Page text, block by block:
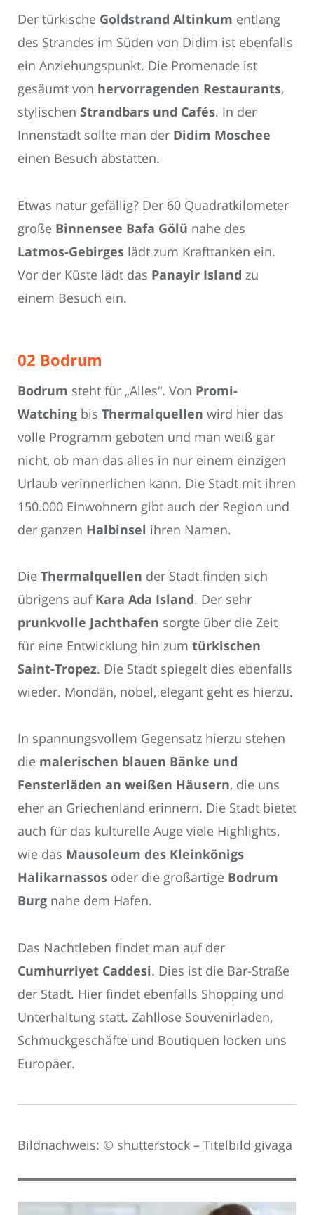
Der türkische Goldstrand Altinkum entlang
des Strandes im Süden von Didim ist ebenfalls
ein Anziehungspunkt. Die Promenade ist
gesäumt von hervorragenden Restaurants,
stylischen Strandbars und Cafés. In der
Innenstadt sollte man der Didim Moschee
einen Besuch abstatten.
Etwas natur gefällig? Der 60 Quadratkilometer
große Binnensee Bafa Gölü nahe des
Latmos-Gebirges lädt zum Krafttanken ein.
Vor der Küste lädt das Panayir Island zu
einem Besuch ein.
02 Bodrum
Bodrum steht für „Alles“. Von Promi-
Watching bis Thermalquellen wird hier das
volle Programm geboten und man weiß gar
nicht, ob man das alles in nur einem einzigen
Urlaub verinnerlichen kann. Die Stadt mit ihren
150.000 Einwohnern gibt auch der Region und
der ganzen Halbinsel ihren Namen.
Die Thermalquellen der Stadt finden sich
übrigens auf Kara Ada Island. Der sehr
prunkvolle Jachthafen sorgte über die Zeit
für eine Entwicklung hin zum türkischen
Saint-Tropez. Die Stadt spiegelt dies ebenfalls
wieder. Mondän, nobel, elegant geht es hierzu.
In spannungsvollem Gegensatz hierzu stehen
die malerischen blauen Bänke und
Fensterläden an weißen Häusern, die uns
eher an Griechenland erinnern. Die Stadt bietet
auch für das kulturelle Auge viele Highlights,
wie das Mausoleum des Kleinkönigs
Halikarnassos oder die großartige Bodrum
Burg nahe dem Hafen.
Das Nachtleben findet man auf der
Cumhurriyet Caddesi. Dies ist die Bar-Straße
der Stadt. Hier findet ebenfalls Shopping und
Unterhaltung statt. Zahllose Souvenirläden,
Schmuckgeschäfte und Boutiquen locken uns
Europäer.
Bildnachweis: © shutterstock – Titelbild givaga